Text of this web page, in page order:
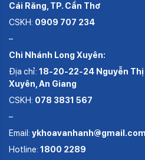
Cái Răng, TP. Cần Thơ
CSKH: 0909 707 234
–
Chi Nhánh Long Xuyên:
Địa chỉ: 18-20-22-24 Nguyễn Thị
Xuyên, An Giang
CSKH: 078 3831 567
–
Email: ykhoavanhanh@gmail.com
Hotline: 1800 2289